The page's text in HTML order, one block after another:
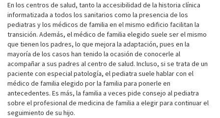
En los centros de salud, tanto la accesibilidad de la historia clínica
informatizada a todos los sanitarios como la presencia de los
pediatras y los médicos de familia en el mismo edificio facilitan la
transición. Además, el médico de familia elegido suele ser el mismo
que tienen los padres, lo que mejora la adaptación, pues en la
mayoría de los casos han tenido la ocasión de conocerle al
acompañar a sus padres al centro de salud. Incluso, si se trata de un
paciente con especial patología, el pediatra suele hablar con el
médico de familia elegido por la familia para ponerle en
antecedentes. Es más, la familia a veces pide consejo al pediatra
sobre el profesional de medicina de familia a elegir para continuar el
seguimiento de su hijo.